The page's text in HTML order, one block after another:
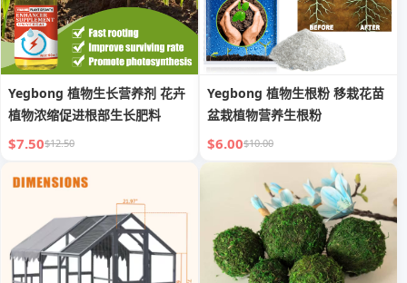
Yegbong 植物生长营养剂 花卉
植物浓缩促进根部生长肥料
$7.50$12.50
Yegbong 植物生根粉 移栽花苗
盆栽植物营养生根粉
$6.00$10.00